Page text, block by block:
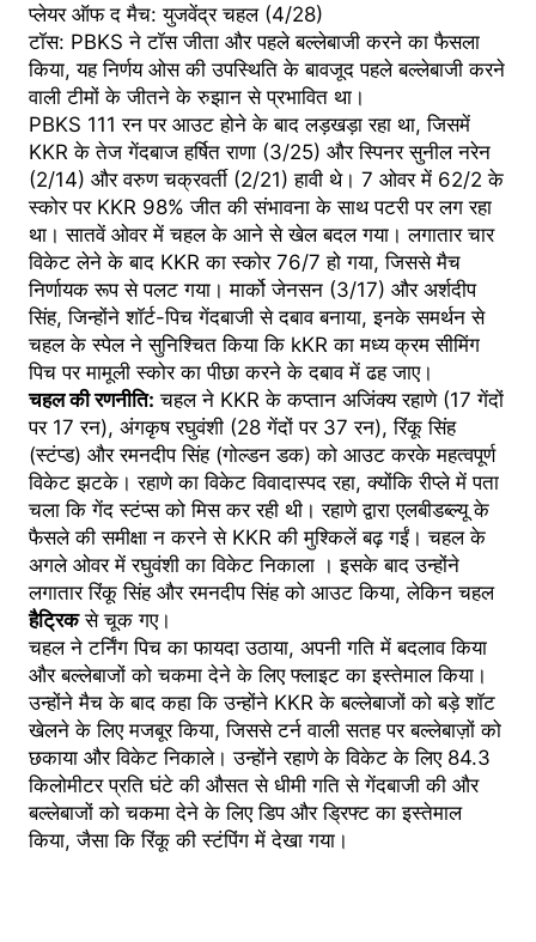
प्लेयर ऑफ द मैच: युजवेंद्र चहल (4/28)
टॉस: PBKS ने टॉस जीता और पहले बल्लेबाजी करने का फैसला
किया, यह निर्णय ओस की उपस्थिति के बावजूद पहले बल्लेबाजी करने
वाली टीमों के जीतने के रुझान से प्रभावित था।
PBKS 111 रन पर आउट होने के बाद लड़खड़ा रहा था, जिसमें
KKR के तेज गेंदबाज हर्षित राणा (3/25) और स्पिनर सुनील नरेन
(2/14) और वरुण चक्रवर्ती (2/21) हावी थे। 7 ओवर में 62/2 के
स्कोर पर KKR 98% जीत की संभावना के साथ पटरी पर लग रहा
था। सातवें ओवर में चहल के आने से खेल बदल गया। लगातार चार
विकेट लेने के बाद KKR का स्कोर 76/7 हो गया, जिससे मैच
निर्णायक रूप से पलट गया। मार्को जेनसन (3/17) और अर्शदीप
सिंह, जिन्होंने शॉर्ट-पिच गेंदबाजी से दबाव बनाया, इनके समर्थन से
चहल के स्पेल ने सुनिश्चित किया कि kKR का मध्य क्रम सीमिंग
पिच पर मामूली स्कोर का पीछा करने के दबाव में ढह जाए।
चहल की रणनीति: चहल ने KKR के कप्तान अजिंक्य रहाणे (17 गेंदों
पर 17 रन), अंगकृष रघुवंशी (28 गेंदों पर 37 रन), रिंकू सिंह
(स्टंप्ड) और रमनदीप सिंह (गोल्डन डक) को आउट करके महत्वपूर्ण
विकेट झटके। रहाणे का विकेट विवादास्पद रहा, क्योंकि रीप्ले में पता
चला कि गेंद स्टंप्स को मिस कर रही थी। रहाणे द्वारा एलबीडब्ल्यू के
फैसले की समीक्षा न करने से KKR की मुश्किलें बढ़ गईं। चहल के
अगले ओवर में रघुवंशी का विकेट निकाला । इसके बाद उन्होंने
लगातार रिंकू सिंह और रमनदीप सिंह को आउट किया, लेकिन चहल
हैट्रिकसे चूक गए।
चहल ने टर्निंग पिच का फायदा उठाया, अपनी गति में बदलाव किया
और बल्लेबाजों को चकमा देने के लिए फ्लाइट का इस्तेमाल किया।
उन्होंने मैच के बाद कहा कि उन्होंने KKR के बल्लेबाजों को बड़े शॉट
खेलने के लिए मजबूर किया, जिससे टर्न वाली सतह पर बल्लेबाज़ों को
छकाया और विकेट निकाले। उन्होंने रहाणे के विकेट के लिए 84.3
किलोमीटर प्रति घंटे की औसत से धीमी गति से गेंदबाजी की और
बल्लेबाजों को चकमा देने के लिए डिप और ड्रिफ्ट का इस्तेमाल
किया, जैसा कि रिंकू की स्टंपिंग में देखा गया।